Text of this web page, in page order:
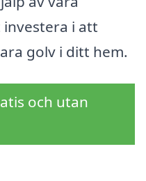
i att
golv i ditt hem.
och utan